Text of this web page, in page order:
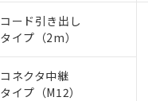
コード引き出し
タイプ（2m）
コネクタ中継
タイプ（M12）